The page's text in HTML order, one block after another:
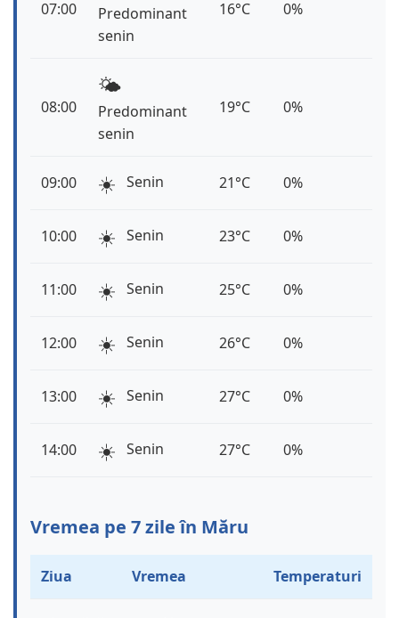
07:00
Predominant
senin
16°C 0%
08:00
🌤️
Predominant
senin
19°C 0%
09:00 ☀️ Senin 21°C 0%
10:00 ☀️ Senin 23°C 0%
11:00 ☀️ Senin 25°C 0%
12:00 ☀️ Senin 26°C 0%
13:00 ☀️ Senin 27°C 0%
14:00 ☀️ Senin 27°C 0%
Vremea pe 7 zile în Măru
Ziua Vremea Temperaturi